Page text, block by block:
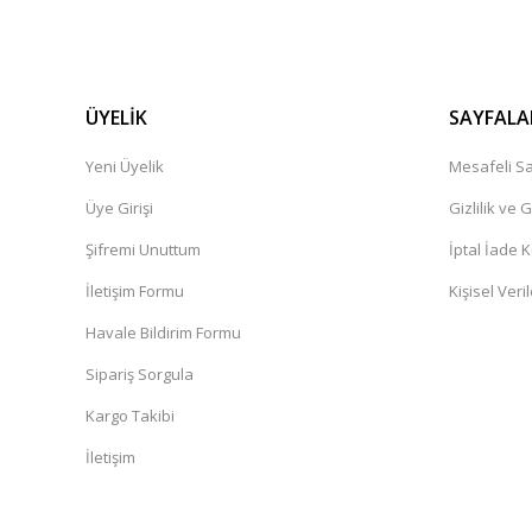
ÜYELİK
Yeni Üyelik
Üye Girişi
Şifremi Unuttum
İletişim Formu
Havale Bildirim Formu
Sipariş Sorgula
Kargo Takibi
İletişim
Mesafeli
Gizlilik ve
İptal İade
Kişisel